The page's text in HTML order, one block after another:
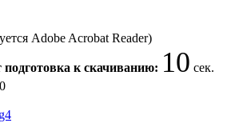
Adobe Acrobat Reader)
к скачиванию: 10 сек.